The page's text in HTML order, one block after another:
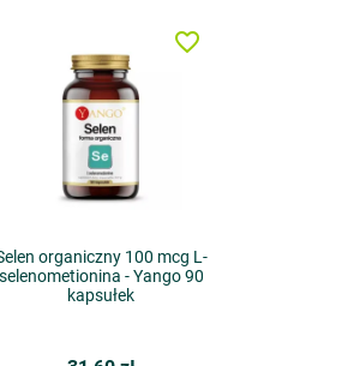
organiczny 100 mcg L-
selenometionina - Yango 90
kapsułek
favorite_border